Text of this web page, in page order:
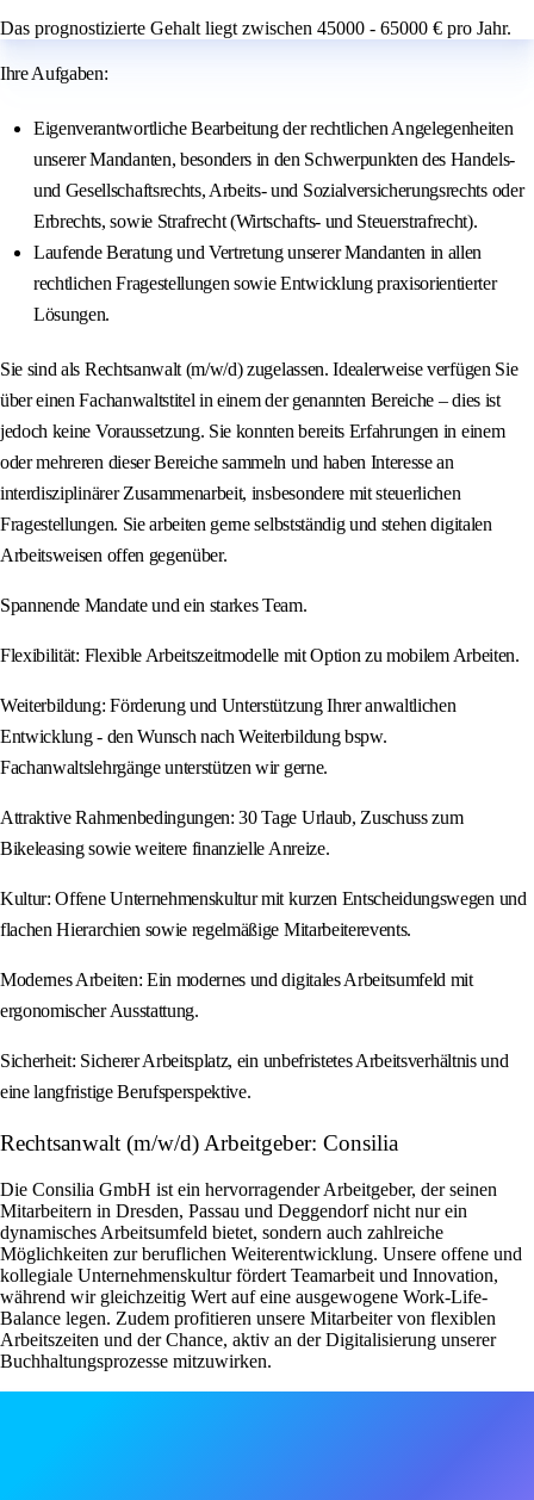
Das prognostizierte Gehalt liegt zwischen 45000 - 65000 € pro Jahr.
Ihre Aufgaben:
Eigenverantwortliche Bearbeitung der rechtlichen Angelegenheiten
unserer Mandanten, besonders in den Schwerpunkten des Handels-
und Gesellschaftsrechts, Arbeits- und Sozialversicherungsrechts oder
Erbrechts, sowie Strafrecht (Wirtschafts- und Steuerstrafrecht).
Laufende Beratung und Vertretung unserer Mandanten in allen
rechtlichen Fragestellungen sowie Entwicklung praxisorientierter
Lösungen.
Sie sind als Rechtsanwalt (m/w/d) zugelassen. Idealerweise verfügen Sie
über einen Fachanwaltstitel in einem der genannten Bereiche – dies ist
jedoch keine Voraussetzung. Sie konnten bereits Erfahrungen in einem
oder mehreren dieser Bereiche sammeln und haben Interesse an
interdisziplinärer Zusammenarbeit, insbesondere mit steuerlichen
Fragestellungen. Sie arbeiten gerne selbstständig und stehen digitalen
Arbeitsweisen offen gegenüber.
Spannende Mandate und ein starkes Team.
Flexibilität: Flexible Arbeitszeitmodelle mit Option zu mobilem Arbeiten.
Weiterbildung: Förderung und Unterstützung Ihrer anwaltlichen
Entwicklung - den Wunsch nach Weiterbildung bspw.
Fachanwaltslehrgänge unterstützen wir gerne.
Attraktive Rahmenbedingungen: 30 Tage Urlaub, Zuschuss zum
Bikeleasing sowie weitere finanzielle Anreize.
Kultur: Offene Unternehmenskultur mit kurzen Entscheidungswegen und
flachen Hierarchien sowie regelmäßige Mitarbeiterevents.
Modernes Arbeiten: Ein modernes und digitales Arbeitsumfeld mit
ergonomischer Ausstattung.
Sicherheit: Sicherer Arbeitsplatz, ein unbefristetes Arbeitsverhältnis und
eine langfristige Berufsperspektive.
Rechtsanwalt (m/w/d) Arbeitgeber: Consilia
Die Consilia GmbH ist ein hervorragender Arbeitgeber, der seinen
Mitarbeitern in Dresden, Passau und Deggendorf nicht nur ein
dynamisches Arbeitsumfeld bietet, sondern auch zahlreiche
Möglichkeiten zur beruflichen Weiterentwicklung. Unsere offene und
kollegiale Unternehmenskultur fördert Teamarbeit und Innovation,
während wir gleichzeitig Wert auf eine ausgewogene Work-Life-
Balance legen. Zudem profitieren unsere Mitarbeiter von flexiblen
Arbeitszeiten und der Chance, aktiv an der Digitalisierung unserer
Buchhaltungsprozesse mitzuwirken.